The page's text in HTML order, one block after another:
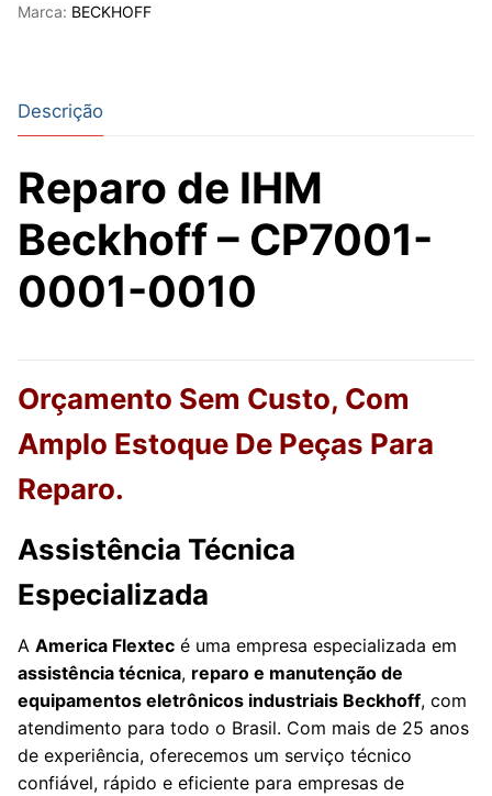
Marca: BECKHOFF
Descrição
Reparo de IHM
Beckhoff – CP7001-
0001-0010
Orçamento Sem Custo, Com
Amplo Estoque De Peças Para
Reparo.
Assistência Técnica
Especializada
A America Flextec é uma empresa especializada em
assistência técnica, reparo e manutenção de
equipamentos eletrônicos industriais Beckhoff, com
atendimento para todo o Brasil. Com mais de 25 anos
de experiência, oferecemos um serviço técnico
confiável, rápido e eficiente para empresas de